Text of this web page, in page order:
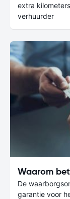
extra
verhuurder
Waarom
De
garantie voor